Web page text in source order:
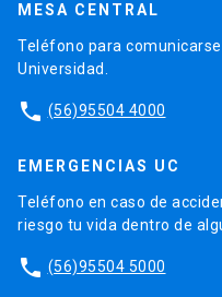
MESA CENTRAL
Teléfono para
Universidad.
phone (56)95504 4000
EMERGENCIAS UC
Teléfono en caso de
riesgo tu vida dentro de
phone (56)95504 5000